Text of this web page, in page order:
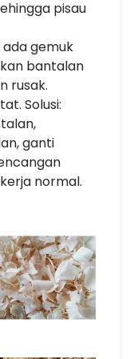
pisau
gemuk
bantalan
rusak.
Solusi:
ganti
normal.